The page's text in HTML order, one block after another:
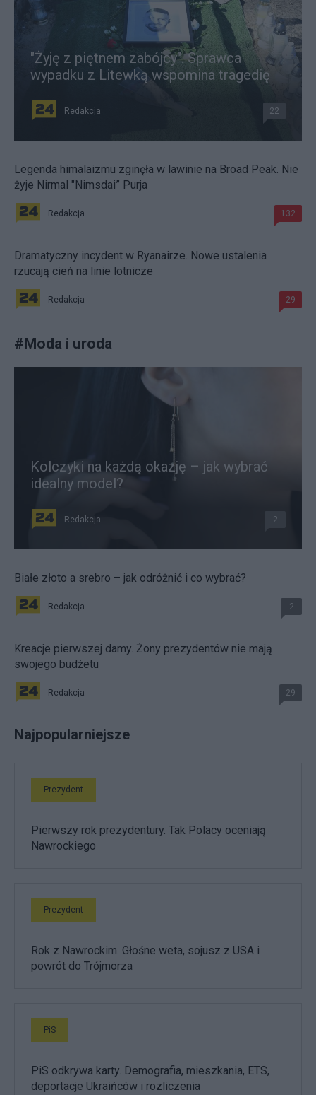
"Żyję z piętnem zabójcy". Sprawca
wypadku z Litewką wspomina tragedię
Redakcja 22
Legenda himalaizmu zginęła w lawinie na Broad Peak. Nie
żyje Nirmal "Nimsdai” Purja
Redakcja 132
Dramatyczny incydent w Ryanairze. Nowe ustalenia
rzucają cień na linie lotnicze
Redakcja 29
#Moda i uroda
Kolczyki na każdą okazję – jak wybrać
idealny model?
Redakcja 2
Białe złoto a srebro – jak odróżnić i co wybrać?
Redakcja 2
Kreacje pierwszej damy. Żony prezydentów nie mają
swojego budżetu
Redakcja 29
Najpopularniejsze
Prezydent
Pierwszy rok prezydentury. Tak Polacy oceniają
Nawrockiego
Prezydent
Rok z Nawrockim. Głośne weta, sojusz z USA i
powrót do Trójmorza
PiS
PiS odkrywa karty. Demografia, mieszkania, ETS,
deportacje Ukraińców i rozliczenia